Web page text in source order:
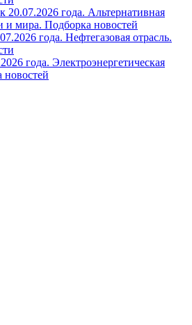
20.07.2026 года. Альтернативная
и мира. Подборка новостей
года. Нефтегазовая отрасль.
года. Электроэнергетическая
новостей